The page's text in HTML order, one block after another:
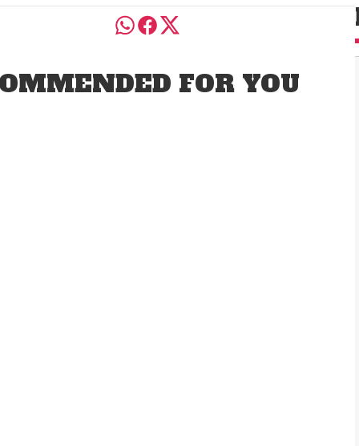
FOR YOU